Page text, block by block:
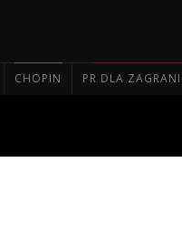
CHOPIN PR DLA
Julii